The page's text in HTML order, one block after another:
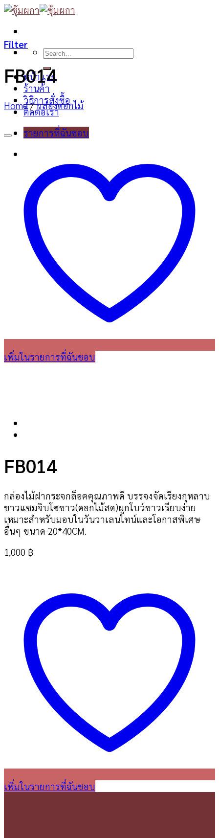
Skip
content
Search
หน้าแรก
ร้านค้า
วิธีการสั่งซื้อ
ติดต่อเรา
รายการที่ฉันชอบ
Filter
FB014
Home / กล่องดอกไม้
เพิ่มในรายการที่ฉันชอบ
FB014
กล่องไม้ฝากระจกล็อคคุณภาพดี บรรจงจัดเรียงกุหลาบ
ขาวแซมจิบโซขาว(ดอกไม้สด)ผูกโบว์ขาวเรียบง่าย
เหมาะสำหรับมอบในวันวาเลนไทน์และโอกาสพิเศษ
อื่นๆ ขนาด 20*40CM.
1,000 ฿
เพิ่มในรายการที่ฉันชอบ